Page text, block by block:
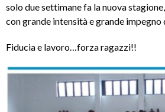
solo due settimane fa la nuova
con grande intensità e grande impegno
Fiducia e lavoro…forza ragazzi!!